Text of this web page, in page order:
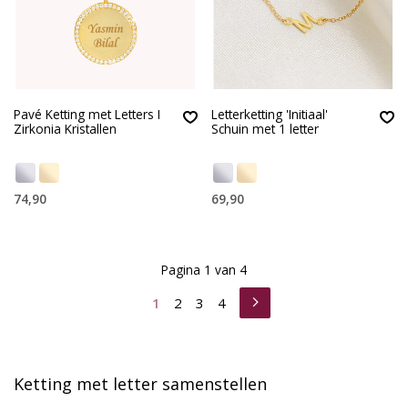
Pavé Ketting met Letters I
Zirkonia Kristallen
74,90
Letterketting 'Initiaal'
Schuin met 1 letter
69,90
1 2 3 4
Pagina 1 van 4
Ketting met letter samenstellen